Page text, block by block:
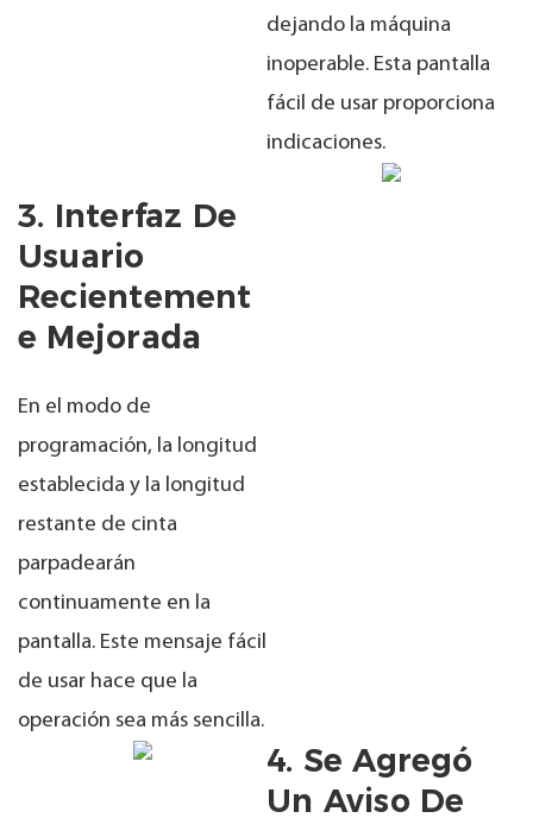
dejando la máquina
inoperable. Esta pantalla
fácil de usar proporciona
indicaciones.
3. Interfaz De
Usuario
Recientement
E Mejorada
En el modo de
programación, la longitud
establecida y la longitud
restante de cinta
parpadearán
continuamente en la
pantalla. Este mensaje fácil
de usar hace que la
operación sea más sencilla.
4. Se Agregó
Un Aviso De